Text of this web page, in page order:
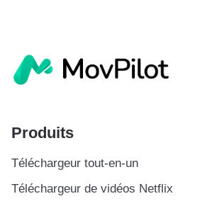
Produits
Téléchargeur tout-en-un
Téléchargeur de vidéos Netflix